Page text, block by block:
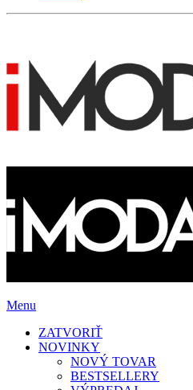
Menu
ZATVORIŤ
NOVINKY
NOVÝ TOVAR
BESTSELLERY